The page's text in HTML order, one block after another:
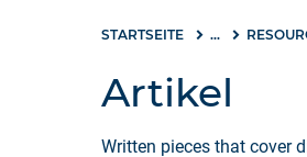
STARTSEITE ...
Artikel
Written pieces that cover